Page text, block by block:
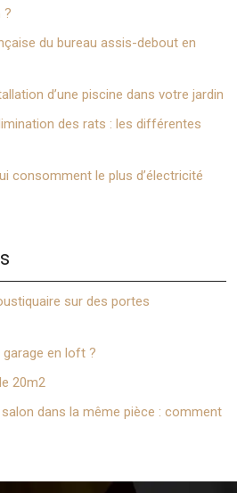
?
du bureau assis-debout en
d’une piscine dans votre jardin
des rats : les différentes
consomment le plus d’électricité
sur des portes
en loft ?
20m2
dans la même pièce : comment